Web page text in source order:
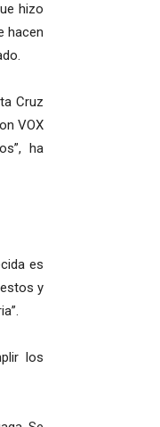
hizo
hacen
Cruz
VOX
ha
es
y
los